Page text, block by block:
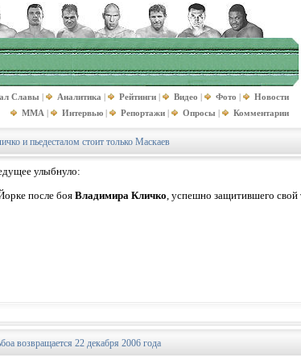
Славы | Аналитика | Рейтинги | Видео | Фото |
Новости
MMA | Интервью | Репортажи | Опросы | Комментарии
и пьедесталом стоит только Маскаев
улыбнуло:
после боя Владимира Кличко, успешно защитившего свой
возвращается 22 декабря 2006 года